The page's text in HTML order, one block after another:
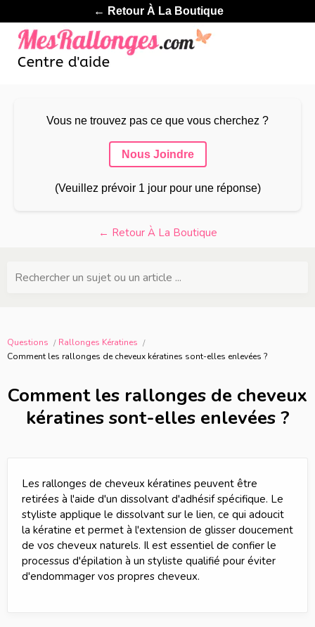
← Retour À La Boutique
Vous ne trouvez pas ce que vous cherchez ?
Nous Joindre
(Veuillez prévoir 1 jour pour une réponse)
← Retour À La Boutique
Rechercher un sujet ou un article ...
Questions
Rallonges Kératines
Comment les rallonges de cheveux kératines sont-elles enlevées ?
Comment les rallonges de cheveux
kératines sont-elles enlevées ?
Les rallonges de cheveux kératines peuvent être
retirées à l'aide d'un dissolvant d'adhésif spécifique. Le
styliste applique le dissolvant sur le lien, ce qui adoucit
la kératine et permet à l'extension de glisser doucement
de vos cheveux naturels. Il est essentiel de confier le
processus d'épilation à un styliste qualifié pour éviter
d'endommager vos propres cheveux.